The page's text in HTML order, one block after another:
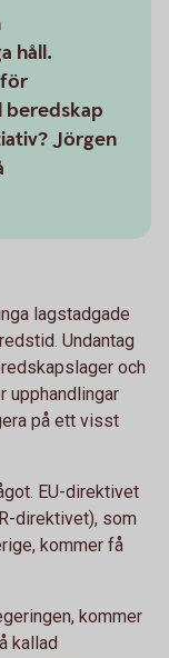
håll.
Jörgen
lagstadgade
Undantag
och
upphandlingar
på ett visst
EU-direktivet
direktivet), som
kommer få
kommer
kallad